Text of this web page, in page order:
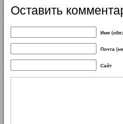
Оставить
Имя
Почта
Сайт